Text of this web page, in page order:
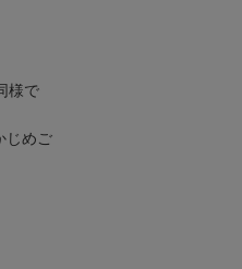
様で
じめご